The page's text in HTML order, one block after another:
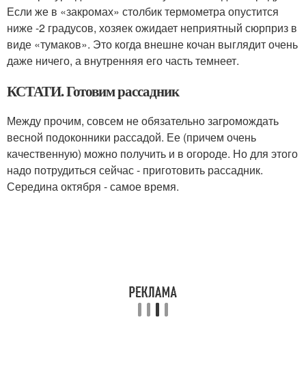
Если же в «закромах» столбик термометра опустится
ниже -2 градусов, хозяек ожидает неприятный сюрприз в
виде «тумаков». Это когда внешне кочан выглядит очень
даже ничего, а внутренняя его часть темнеет.
КСТАТИ. Готовим рассадник
Между прочим, совсем не обязательно загромождать
весной подоконники рассадой. Ее (причем очень
качественную) можно получить и в огороде. Но для этого
надо потрудиться сейчас - приготовить рассадник.
Середина октября - самое время.